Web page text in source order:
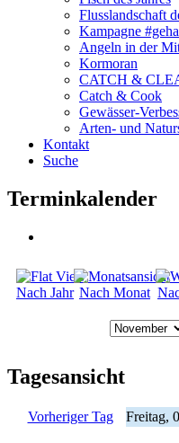
Flusslandschaft
Kampagne
Angeln in der
Kormoran
CATCH &
Catch & Cook
Gewässer-
Arten- und
Kontakt
Suche
Terminkalender
Nach Jahr Nach Monat
Tagesansicht
Vorheriger Tag Freitag,